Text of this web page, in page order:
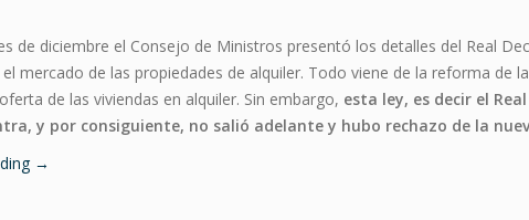
de diciembre el Consejo de Ministros presentó los detalles del Real
mercado de las propiedades de alquiler. Todo viene de la reforma de
de las viviendas en alquiler. Sin embargo, esta ley, es decir el
y por consiguiente, no salió adelante y hubo rechazo de la
→